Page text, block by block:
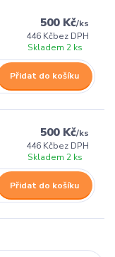
500 Kč/ks
446 Kčbez DPH
Skladem 2 ks
Přidat do košíku
500 Kč/ks
446 Kčbez DPH
Skladem 2 ks
Přidat do košíku